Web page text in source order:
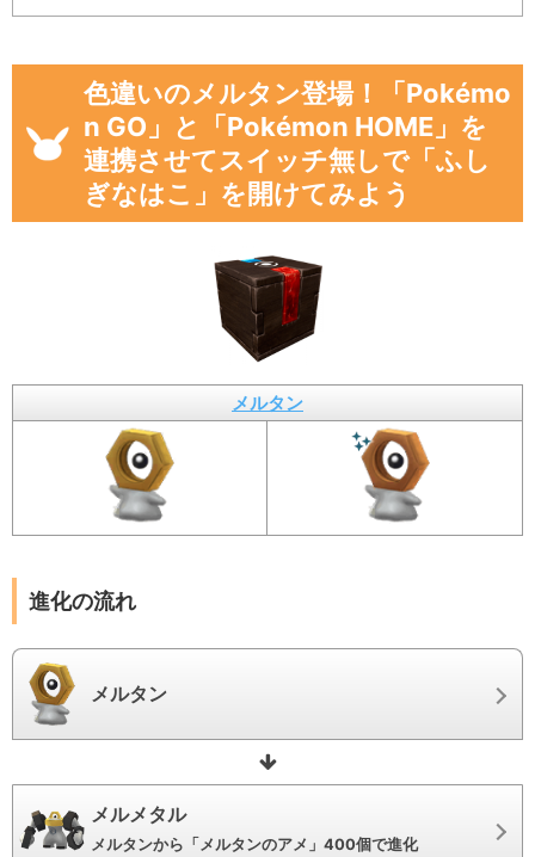
色違いのメルタン登場！「Pokémo
n GO」と「Pokémon HOME」を
連携させてスイッチ無しで「ふし
ぎなはこ」を開けてみよう
メルタン
進化の流れ
メルタン
メルメタル
メルタンから「メルタンのアメ」400個で進化